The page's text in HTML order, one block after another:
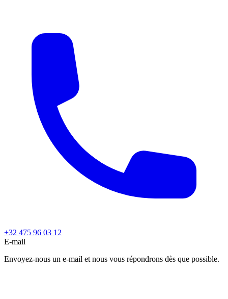
+32 475 96 03 12
E-mail
Envoyez-nous un e-mail et nous vous répondrons dès que possible.